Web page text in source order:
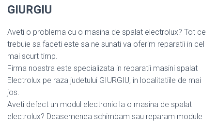
GIURGIU
Aveti o problema cu o masina de spalat electrolux? Tot ce
trebuie sa faceti este sa ne sunati va oferim reparatii in cel
mai scurt timp.
Firma noastra este specializata in reparatii masini spalat
Electrolux pe raza judetului GIURGIU, in localitatiile de mai
jos.
Aveti defect un modul electronic la o masina de spalat
electrolux? Deasemenea schimbam sau reparam module